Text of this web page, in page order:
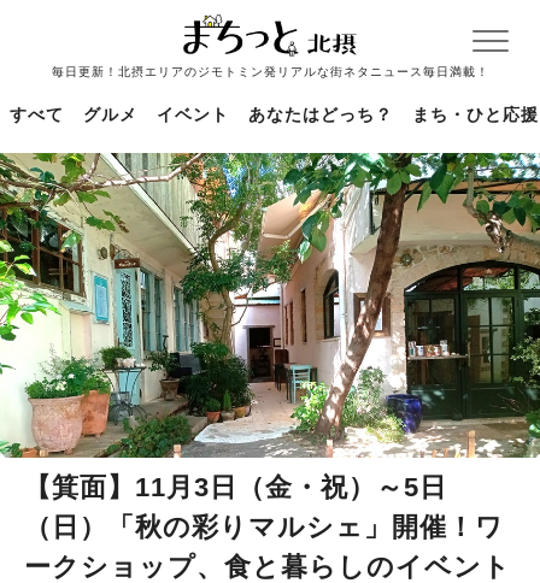
毎日更新！北摂エリアのジモトミン発リアルな街ネタニュース毎日満載！
すべて グルメ イベント あなたはどっち？ まち・ひと応援
【箕面】11月3日（金・祝）～5日
（日）「秋の彩りマルシェ」開催！ワ
ークショップ、食と暮らしのイベント